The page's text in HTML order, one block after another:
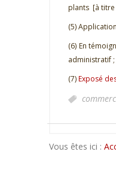
plants [à
(5)
(6) En
administratif
(7)Exposé
Vous êtes ici :